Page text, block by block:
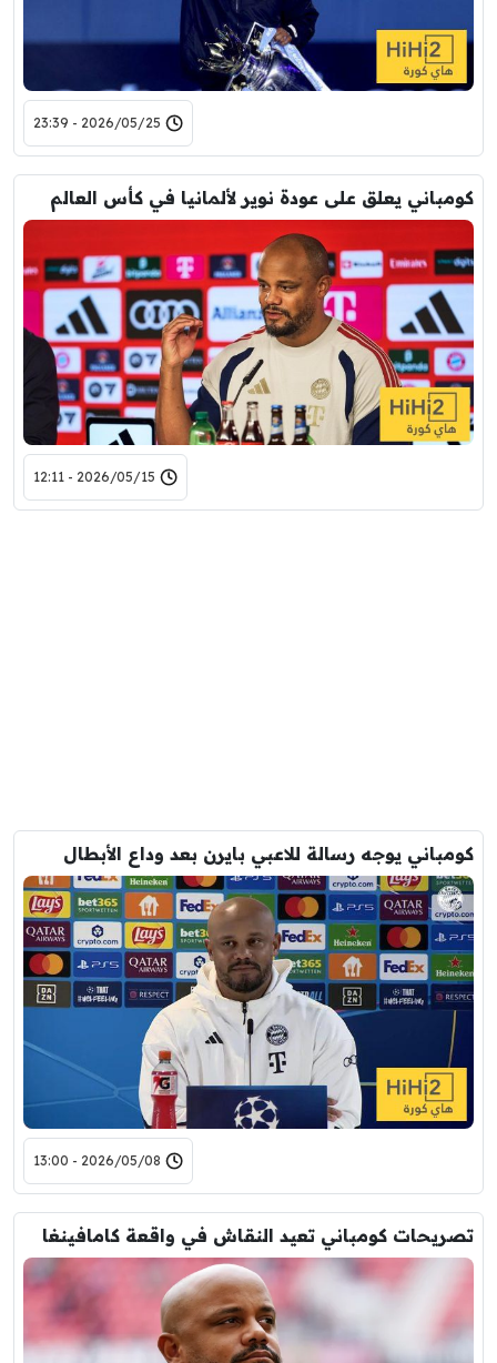
2026/05/25 - 23:39
كومباني يعلق على عودة نوير لألمانيا في كأس العالم
2026/05/15 - 12:11
كومباني يوجه رسالة للاعبي بايرن بعد وداع الأبطال
2026/05/08 - 13:00
تصريحات كومباني تعيد النقاش في واقعة كامافينغا